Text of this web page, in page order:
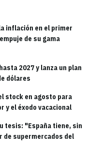
inflación en el primer
de su gama
2027 y lanza un plan
dólares
stock en agosto para
y el éxodo vacacional
tesis: "España tiene, sin
de supermercados del